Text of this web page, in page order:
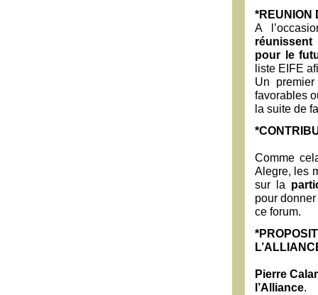
*REUNION
A
pour le
liste EIFE
Un
favorables
la suite de
Comme
Alegre, les
sur la
pour
ce forum.
Pierre
l’Alliance.